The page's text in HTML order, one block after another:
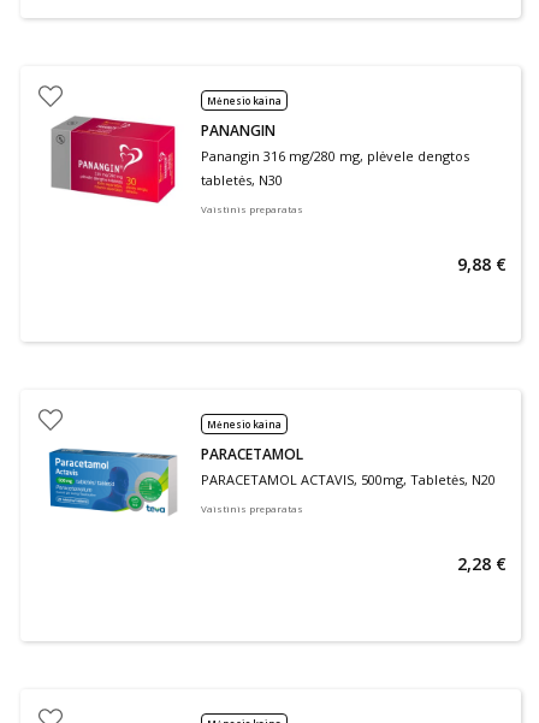
Mėnesio kaina
PANANGIN
Panangin 316 mg/280 mg, plėvele dengtos
tabletės, N30
Vaistinis preparatas
9,88 €
Mėnesio kaina
PARACETAMOL
PARACETAMOL ACTAVIS, 500mg, Tabletės, N20
Vaistinis preparatas
2,28 €